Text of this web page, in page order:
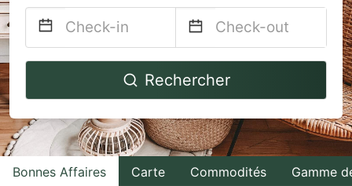
Navigate
to
interact
with
the
Navigate
backward
to
interact
with
the
Rechercher
Bonnes Affaires Carte Commodités Gamme